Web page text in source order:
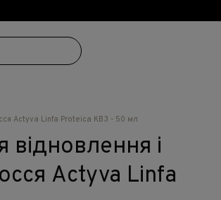
Actyva Linfa Proteica KB3 - 50 мл
і
Actyva Linfa